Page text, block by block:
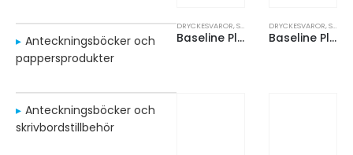
Anteckningsböcker och
pappersprodukter
Anteckningsböcker och
skrivbordstillbehör
DRYCKESVAROR,SPORTFLASKOR
Baseline Plus 500 ml shaker-flaska
DRYCKESVAROR,SPORTFLASKOR
Baseline Plus 650 ml shaker-flaska